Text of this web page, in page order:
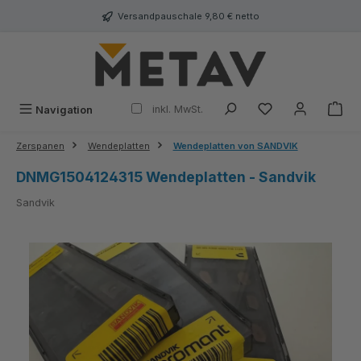
Versandpauschale 9,80 € netto
Navigation inkl. MwSt.
Zerspanen Wendeplatten Wendeplatten von SANDVIK
DNMG1504124315 Wendeplatten - Sandvik
Sandvik
Bildergalerie überspringen